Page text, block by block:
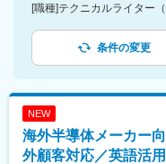
[職種]テクニカルライター
条件の変更
NEW
海外半導体メーカー
外顧客対応／英語活